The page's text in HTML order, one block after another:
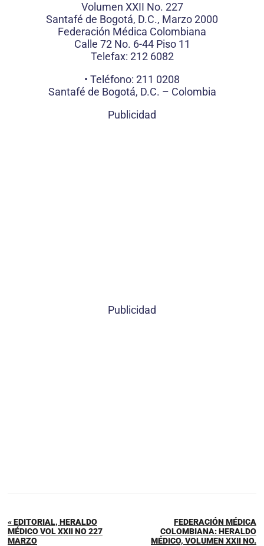
Volumen XXII No. 227
Santafé de Bogotá, D.C., Marzo 2000
Federación Médica Colombiana
Calle 72 No. 6-44 Piso 11
Telefax: 212 6082
• Teléfono: 211 0208
Santafé de Bogotá, D.C. – Colombia
Publicidad
Publicidad
« EDITORIAL, HERALDO
MÉDICO VOL XXII NO 227
MARZO
FEDERACIÓN MÉDICA
COLOMBIANA: HERALDO
MÉDICO, VOLUMEN XXII NO.